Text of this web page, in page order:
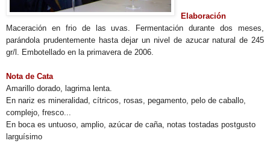
Elaboración
Maceración en frio de las uvas. Fermentación durante dos meses,
parándola prudentemente hasta dejar un nivel de azucar natural de 245
gr/l. Embotellado en la primavera de 2006.
Nota de Cata
Amarillo dorado, lagrima lenta.
En nariz es mineralidad, cítricos, rosas, pegamento, pelo de caballo,
complejo, fresco...
En boca es untuoso, amplio, azúcar de caña, notas tostadas postgusto
larguísimo